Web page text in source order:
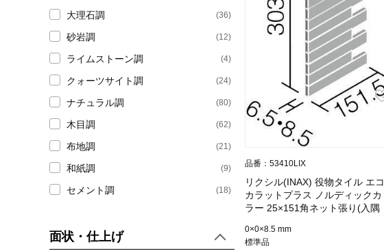
大理石調 (36)
砂岩調 (12)
ライムストーン調 (4)
クォーツサイト調 (24)
ナチュラル調 (80)
木目調 (62)
布地調 (21)
和紙調 (9)
セメント調 (18)
面状・仕上げ
品番：53410LIX
リクシル(INAX) 役物タイル エコ
カラットプラス ノルディックカ
ラー 25×151角ネット張り(入隅
0×0×8.5 mm
標準品